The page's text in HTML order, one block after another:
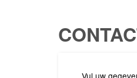
Vul uw